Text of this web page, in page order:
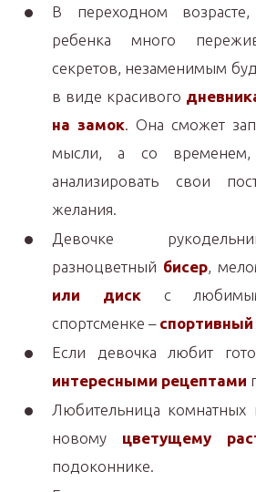
В переходном
ребенка много
секретов, незаменимым
в виде красивого
на замок. Она сможет
мысли, а со временем,
анализировать свои
желания.
Девочке
разноцветный бисер,
или диск
с
спортсменке –
Если девочка любит
интересными рецептами
Любительница комнатных
новому цветущему
подоконнике.